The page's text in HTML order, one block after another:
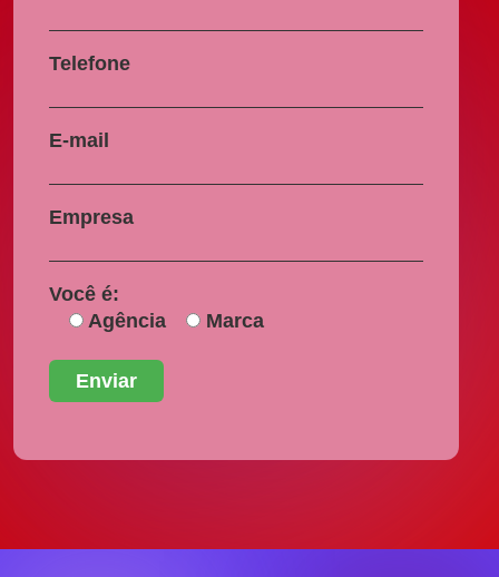
Telefone
E-mail
Empresa
Você é:
Agência
Marca